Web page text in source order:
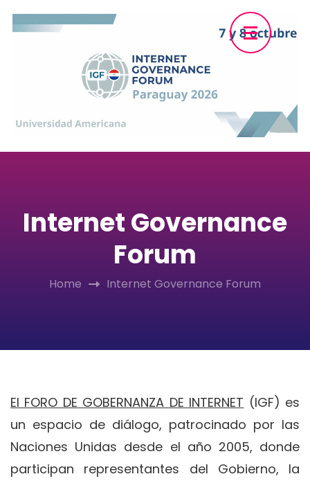
Skip
Internet Governance
Forum
Home Internet Governance Forum
El FORO DE GOBERNANZA DE INTERNET (IGF) es
un espacio de diálogo, patrocinado por las
Naciones Unidas desde el año 2005, donde
participan representantes del Gobierno, la